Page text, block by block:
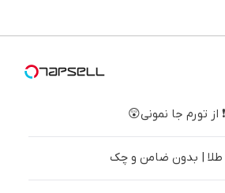
کننده